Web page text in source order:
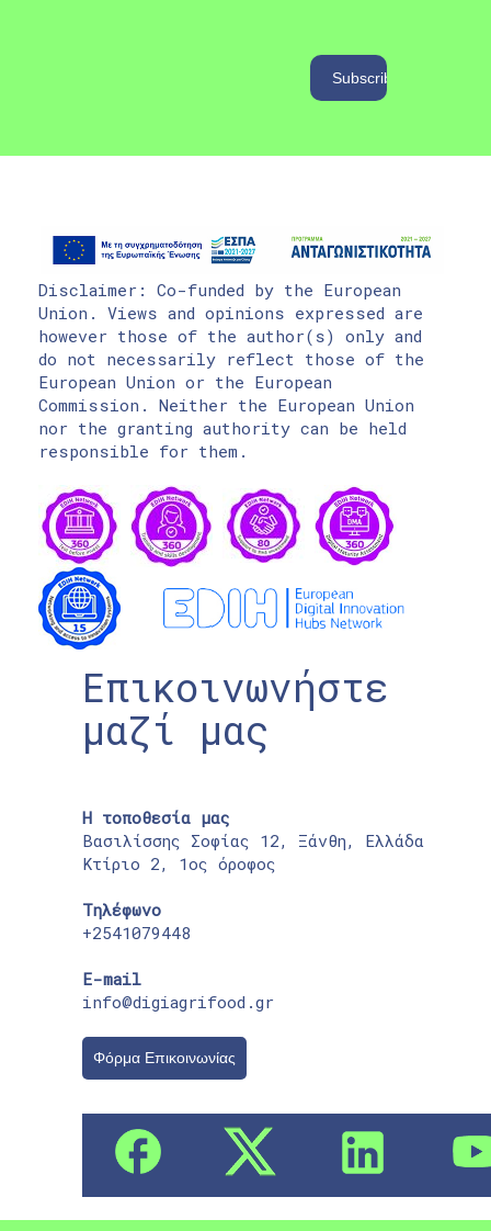
Disclaimer: Co-funded by the European
Union. Views and opinions expressed are
however those of the author(s) only and
do not necessarily reflect those of the
European Union or the European
Commission. Neither the European Union
nor the granting authority can be held
responsible for them.
Επικοινωνήστε
μαζί μας
Η τοποθεσία μας
Βασιλίσσης Σοφίας 12, Ξάνθη, Ελλάδα
Κτίριο 2, 1ος όροφος
Τηλέφωνο
+2541079448
E-mail
info@digiagrifood.gr
Φόρμα Επικοινωνίας